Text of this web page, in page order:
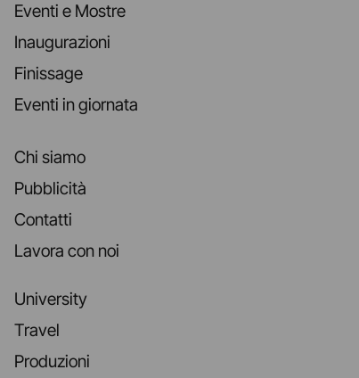
Eventi e Mostre
Inaugurazioni
Finissage
Eventi in giornata
Chi siamo
Pubblicità
Contatti
Lavora con noi
University
Travel
Produzioni